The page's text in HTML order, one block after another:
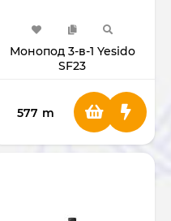
Монопод 3-в-1 Yesido
SF23
577 m